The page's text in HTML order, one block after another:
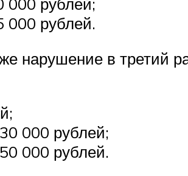
000 рублей.
нарушение в третий
000 рублей;
000 рублей.